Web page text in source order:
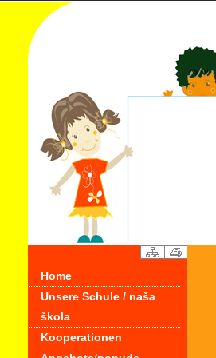
Home
Unsere Schule / naša
škola
Kooperationen